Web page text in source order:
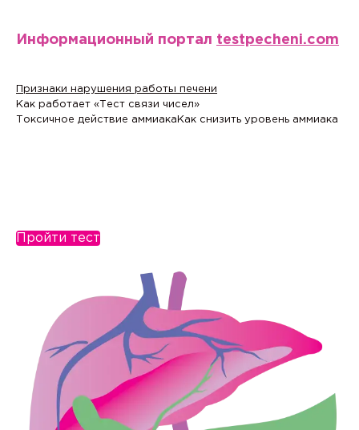
Информационный портал testpecheni.com
Признаки нарушения работы печени
Как работает «Тест связи чисел»
Токсичное действие аммиака Как снизить уровень аммиака
Пройти тест